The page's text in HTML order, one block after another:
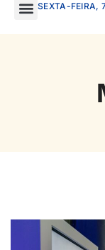
SEXTA-FEIRA,